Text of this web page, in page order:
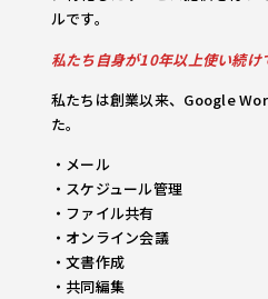
ルです。
私たち自身が10年以上使い続け
私たちは創業以来、Google
た。
・メール
・スケジュール管理
・ファイル共有
・オンライン会議
・文書作成
・共同編集